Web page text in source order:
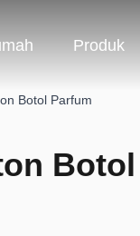
Produk
Botol Parfum
Botol